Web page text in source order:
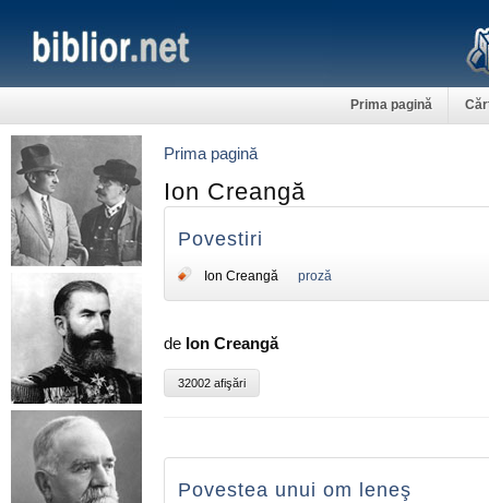
Prima pagină
Prima pagină
Ion Creangă
Povestiri
Ion Creangă proză
de Ion Creangă
32002 afişări
Povestea unui om leneş